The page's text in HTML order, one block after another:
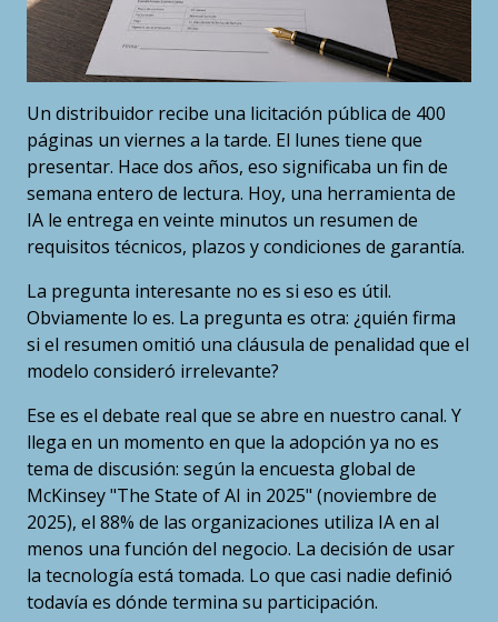
Un distribuidor recibe una licitación pública de 400
páginas un viernes a la tarde. El lunes tiene que
presentar. Hace dos años, eso significaba un fin de
semana entero de lectura. Hoy, una herramienta de
IA le entrega en veinte minutos un resumen de
requisitos técnicos, plazos y condiciones de garantía.
La pregunta interesante no es si eso es útil.
Obviamente lo es. La pregunta es otra: ¿quién firma
si el resumen omitió una cláusula de penalidad que el
modelo consideró irrelevante?
Ese es el debate real que se abre en nuestro canal. Y
llega en un momento en que la adopción ya no es
tema de discusión: según la encuesta global de
McKinsey "The State of AI in 2025" (noviembre de
2025), el 88% de las organizaciones utiliza IA en al
menos una función del negocio. La decisión de usar
la tecnología está tomada. Lo que casi nadie definió
todavía es dónde termina su participación.